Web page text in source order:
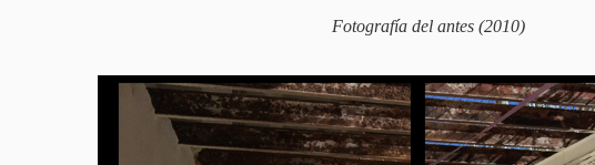
Fotografía del antes (2010)